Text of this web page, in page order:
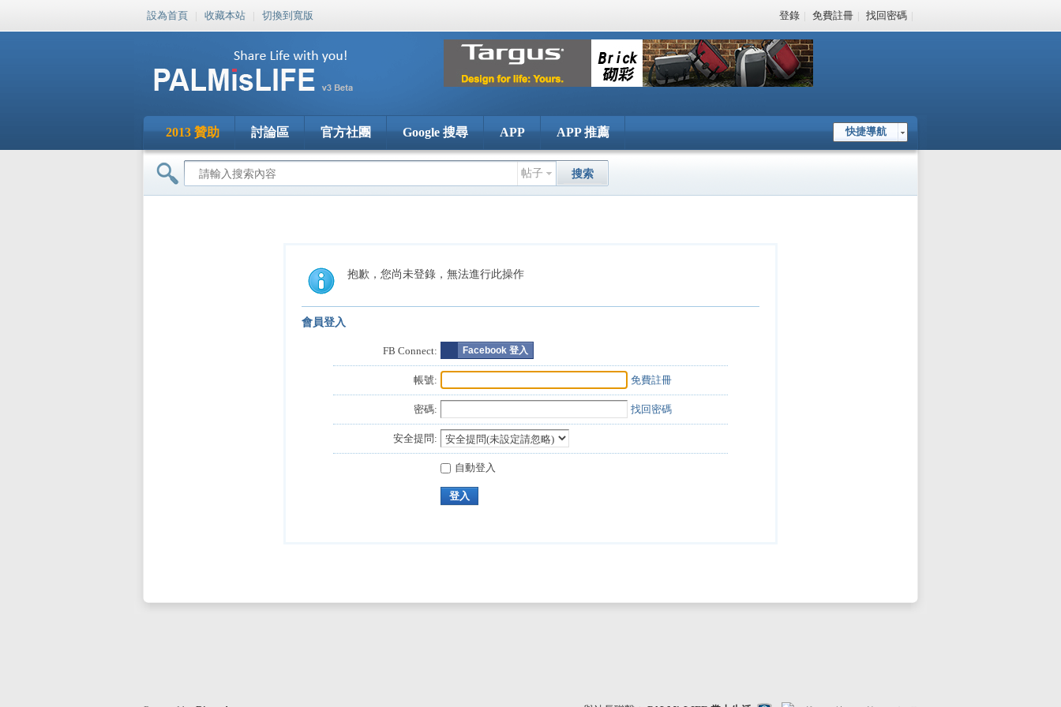
設為首頁 | 收藏本站 | 切換到寬版 登錄 | 免費註冊 | 找回密碼 |
快捷導航
2013 贊助 討論區 官方社團 Google 搜尋 APP APP 推薦
帖子 搜索
抱歉，您尚未登錄，無法進行此操作
會員登入
FB Connect: Facebook 登入
帳號: 免費註冊
密碼: 找回密碼
安全提問:
自動登入
登入